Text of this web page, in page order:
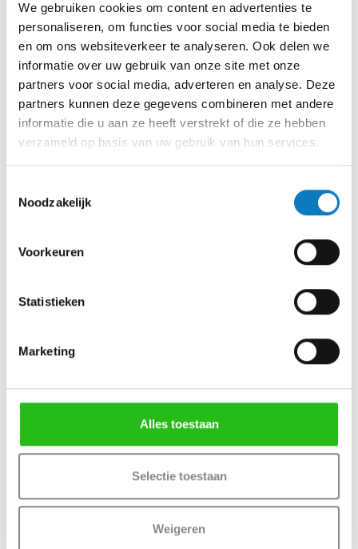
We gebruiken cookies om content en advertenties te
personaliseren, om functies voor social media te bieden
en om ons websiteverkeer te analyseren. Ook delen we
informatie over uw gebruik van onze site met onze
partners voor social media, adverteren en analyse. Deze
partners kunnen deze gegevens combineren met andere
informatie die u aan ze heeft verstrekt of die ze hebben
verzameld op basis van uw gebruik van hun services.
Noodzakelijk
Voorkeuren
Statistieken
Marketing
Alles toestaan
Selectie toestaan
Weigeren
Soprano waterkoelers
Soprano is een Italiaans merk waterkoelers, dat
elegantie en functionaliteit combineert tot een
verfijnd ontwerp. Soprano gebruikt innovatieve
koelsystemen en voegt deze samen met strakke,
compacte ontwerpen, waardoor het voor stijlvolle
en efficiënte waterkoelers zorgt. Dankzij het
verbruikt hij minder energie. Ook zijn de
waterkoelers van Soprano te bedienen met de
handige app op uw Android- of iOS-apparaat voor
ultieme controle over uw drinkervaring. Boshuis is
in Nederland.
Zoals de naam al aangeeft, is de Soprano Compact
een ruimtebesparende waterdispenser. Dit smalle
ontwerp zorgt ervoor dat het heerlijk fris water kan
bieden, zonder te veel ruimte in te nemen. Hierdoor
is dit tafelmodel waterkoelereen perfecte aanvulling
Of het nu gaat om het op peil houden van uw
hydratatie of het vullen van een karaf water voor uw
voor comfort en stijl in één. Zorg altijd voor een